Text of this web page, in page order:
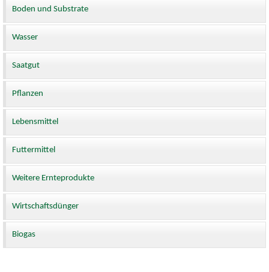
Boden und Substrate
Wasser
Saatgut
Pflanzen
Lebensmittel
Futtermittel
Weitere Ernteprodukte
Wirtschaftsdünger
Biogas